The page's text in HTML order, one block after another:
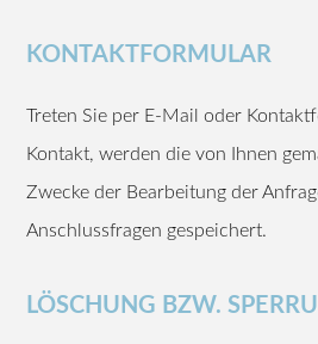
KONTAKTFORMULAR
Treten Sie per E-Mail oder
Kontakt, werden die von Ihnen
Zwecke der Bearbeitung der
Anschlussfragen gespeichert.
LÖSCHUNG BZW.